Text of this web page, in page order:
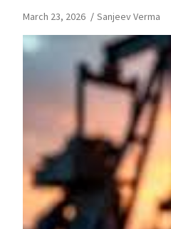
March 23, 2026 Sanjeev Verma